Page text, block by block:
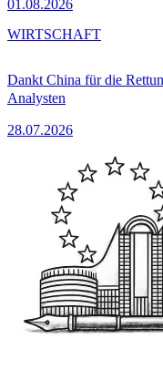
01.08.2026
Dankt China für die
Analysten
28.07.2026
WIRTSCHAFT